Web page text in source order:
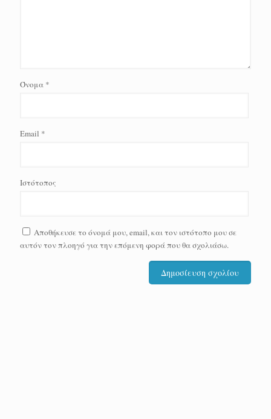
Όνομα *
Email *
Ιστότοπος
Αποθήκευσε το όνομά μου, email, και τον ιστότοπο μου σε
αυτόν τον πλοηγό για την επόμενη φορά που θα σχολιάσω.